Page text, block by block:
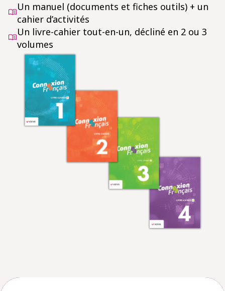
Un manuel (documents et fiches outils) + un
cahier d’activités
Un livre-cahier tout-en-un, décliné en 2 ou 3
volumes